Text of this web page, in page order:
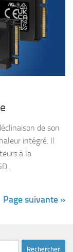
de son
intégré. Il
à la
Page suivante »